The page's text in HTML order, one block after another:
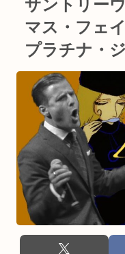
サントリー
マス・フェ
プラチナ・